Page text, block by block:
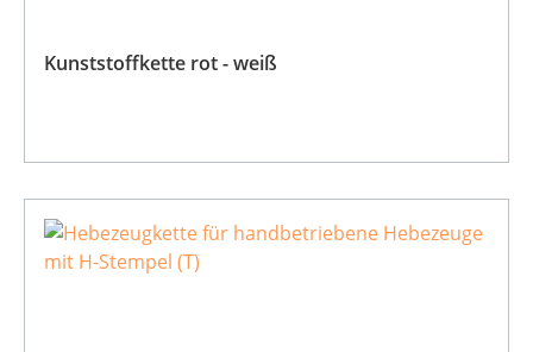
Kunststoffkette rot - weiß